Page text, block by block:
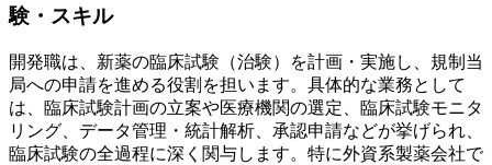
験・スキル
開発職は、新薬の臨床試験（治験）を計画・実施し、規制当
局への申請を進める役割を担います。具体的な業務として
は、臨床試験計画の立案や医療機関の選定、臨床試験モニタ
リング、データ管理・統計解析、承認申請などが挙げられ、
臨床試験の全過程に深く関与します。特に外資系製薬会社で